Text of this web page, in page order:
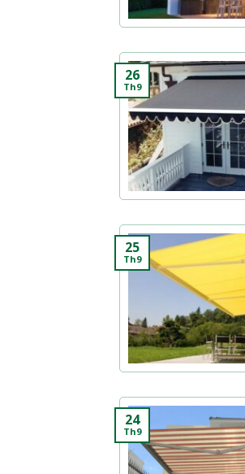
26
Th9
25
Th9
24
Th9